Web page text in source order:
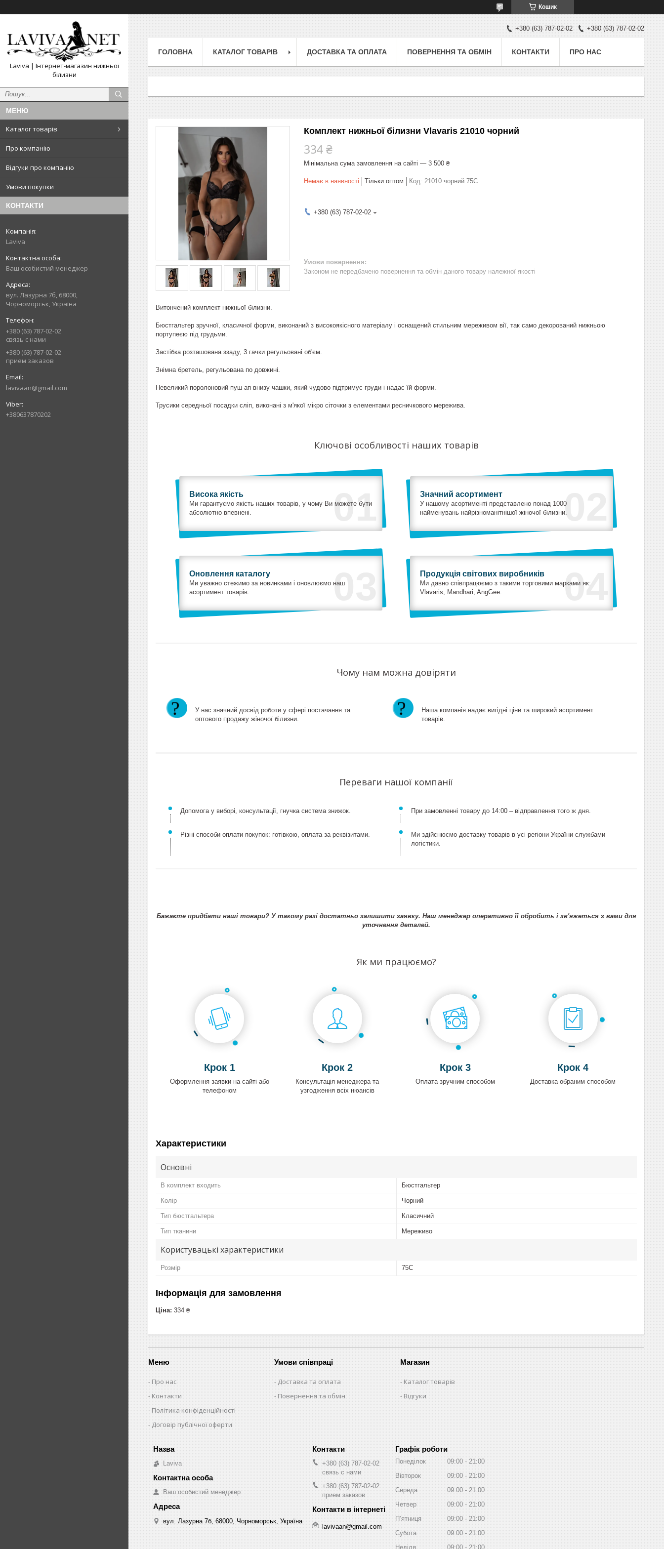
Кошик
Laviva | Інтернет-магазин нижньої
білизни
Каталог товарів
Про компанію
Відгуки про компанію
Умови покупки
КОНТАКТИ
Laviva
Ваш особистий менеджер
вул. Лазурна 7б, 68000,
Чорноморськ, Україна
+380 (63) 787-02-02
связь с нами
+380 (63) 787-02-02
прием заказов
lavivaan@gmail.com
+380637870202
+380 (63) 787-02-02 +380 (63) 787-02-02
ГОЛОВНА КАТАЛОГ ТОВАРІВ ДОСТАВКА ТА ОПЛАТА ПОВЕРНЕННЯ ТА ОБМІН КОНТАКТИ ПРО НАС
Комплект нижньої білизни Vlavaris 21010 чорний
334 ₴
Мінімальна сума замовлення на сайті — 3 500 ₴
Немає в наявності Тільки оптом Код: 21010 чорний 75С
+380 (63) 787-02-02
Законом не передбачено повернення та обмін даного товару належної якості
Витончений комплект нижньої білизни.
Бюстгальтер зручної, класичної форми, виконаний з високоякісного матеріалу і оснащений стильним мереживом вії, так само декорований нижньою
портупеєю під грудьми.
Застібка розташована ззаду, 3 гачки регульовані об'єм.
Знімна бретель, регульована по довжині.
Невеликий поролоновий пуш ап внизу чашки, який чудово підтримує груди і надає їй форми.
Трусики середньої посадки сліп, виконані з м'якої мікро сіточки з елементами ресничкового мережива.
Ключові особливості наших товарів
01
Висока якість
Ми гарантуємо якість наших товарів, у чому Ви можете бути
абсолютно впевнені.
02
Значний асортимент
У нашому асортименті представлено понад 1000
найменувань найрізноманітнішої жіночої білизни.
03
Оновлення каталогу
Ми уважно стежимо за новинками і оновлюємо наш
асортимент товарів.
04
Продукція світових виробників
Ми давно співпрацюємо з такими торговими марками як:
Vlavaris, Mandhari, AngGee.
Чому нам можна довіряти
У нас значний досвід роботи у сфері постачання та
оптового продажу жіночої білизни.
Наша компанія надає вигідні ціни та широкий асортимент
товарів.
Переваги нашої компанії
Допомога у виборі, консультації, гнучка система знижок. При замовленні товару до 14:00 – відправлення того ж дня.
Різні способи оплати покупок: готівкою, оплата за реквізитами.
Ми здійснюємо доставку товарів в усі регіони України службами
логістики.
Бажаєте придбати наші товари? У такому разі достатньо залишити заявку. Наш менеджер оперативно її обробить і зв'яжеться з вами для
уточнення деталей.
Як ми працюємо?
Крок 1
Оформлення заявки на сайті або
телефоном
Крок 2
Консультація менеджера та
узгодження всіх нюансів
Крок 3
Оплата зручним способом
Крок 4
Доставка обраним способом
Характеристики
Основні
В комплект входить Бюстгальтер
Колір Чорний
Тип бюстгальтера Класичний
Тип тканини Мереживо
Користувацькі характеристики
Розмір 75С
Інформація для замовлення
Ціна: 334 ₴
Меню
Про нас
Контакти
Політика конфіденційності
Договір публічної оферти
Умови співпраці
Доставка та оплата
Повернення та обмін
Магазин
Каталог товарів
Відгуки
Laviva
Ваш особистий менеджер
вул. Лазурна 7б, 68000, Чорноморськ, Україна
+380 (63) 787-02-02
связь с нами
+380 (63) 787-02-02
прием заказов
lavivaan@gmail.com
Графік роботи
Понеділок 09:00
21:00
Вівторок
09:00
21:00
Середа
09:00
21:00
Четвер
09:00
21:00
Пʼятниця
09:00
21:00
Субота
09:00
21:00
Неділя
09:00 21:00